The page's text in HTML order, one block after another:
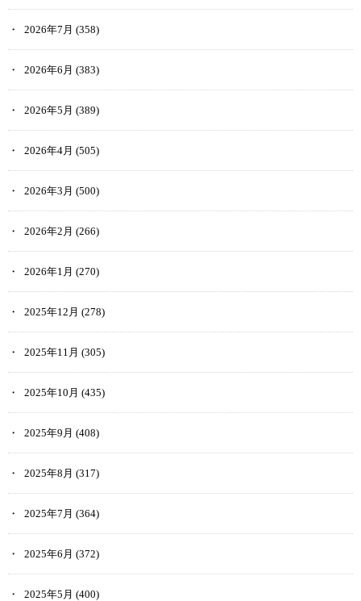
2026年7月 (358)
2026年6月 (383)
2026年5月 (389)
2026年4月 (505)
2026年3月 (500)
2026年2月 (266)
2026年1月 (270)
2025年12月 (278)
2025年11月 (305)
2025年10月 (435)
2025年9月 (408)
2025年8月 (317)
2025年7月 (364)
2025年6月 (372)
2025年5月 (400)